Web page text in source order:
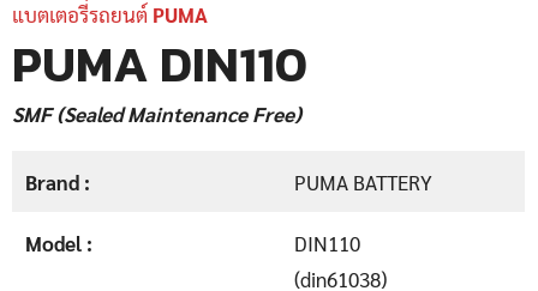
แบตเตอรี่รถยนต์ PUMA
PUMA DIN110
SMF (Sealed Maintenance Free)
Brand : PUMA BATTERY
Model :
DIN110
(din61038)